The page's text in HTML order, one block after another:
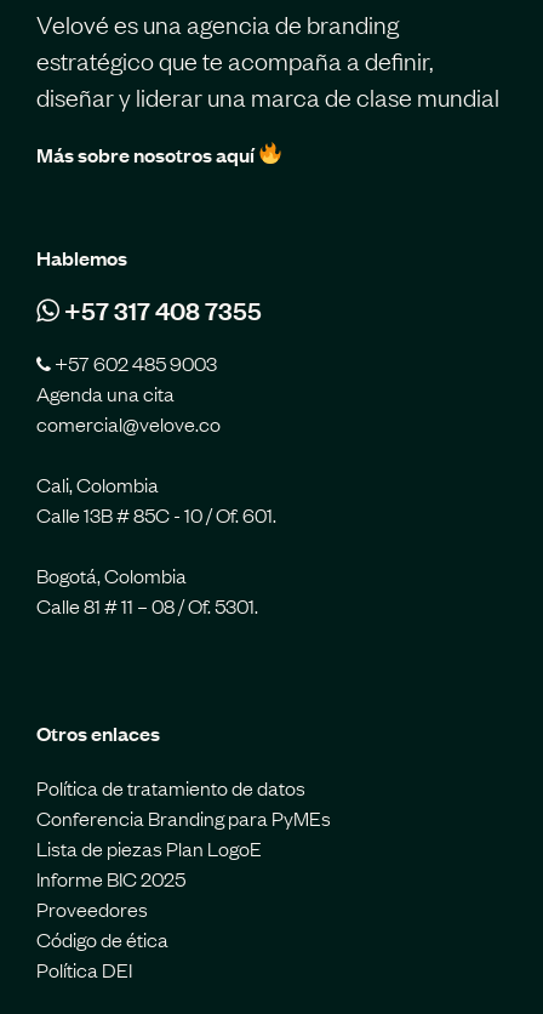
Velové es una agencia de branding
estratégico que te acompaña a definir,
diseñar y liderar una marca de clase mundial
Más sobre nosotros aquí
Hablemos
+57 317 408 7355
+57 602 485 9003
Agenda una cita
comercial@velove.co
Cali, Colombia
Calle 13B # 85C - 10 / Of. 601.
Bogotá, Colombia
Calle 81 # 11 – 08 / Of. 5301.
Otros enlaces
Política de tratamiento de datos
Conferencia Branding para PyMEs
Lista de piezas Plan LogoE
Informe BIC 2025
Proveedores
Código de ética
Política DEI